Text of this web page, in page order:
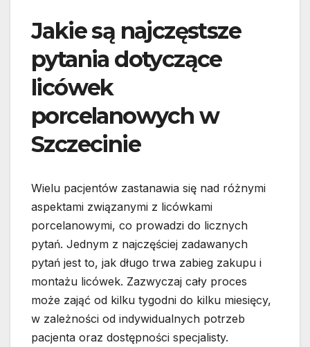
Jakie są najczęstsze
pytania dotyczące
licówek
porcelanowych w
Szczecinie
Wielu pacjentów zastanawia się nad różnymi
aspektami związanymi z licówkami
porcelanowymi, co prowadzi do licznych
pytań. Jednym z najczęściej zadawanych
pytań jest to, jak długo trwa zabieg zakupu i
montażu licówek. Zazwyczaj cały proces
może zająć od kilku tygodni do kilku miesięcy,
w zależności od indywidualnych potrzeb
pacjenta oraz dostępności specjalisty.